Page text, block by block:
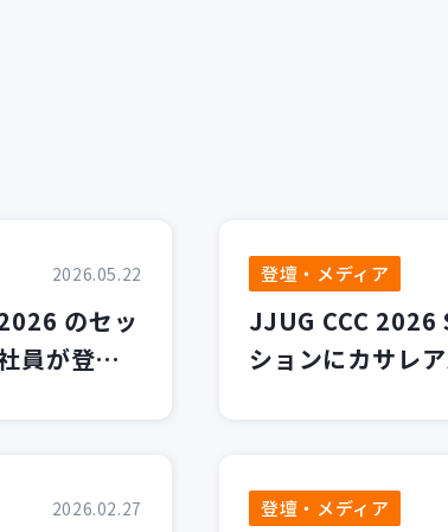
2026.05.22
のセッ
員が登壇
登壇・メディア
JJUG CCC
ションにカサレ
2026.02.27 登壇・メディア